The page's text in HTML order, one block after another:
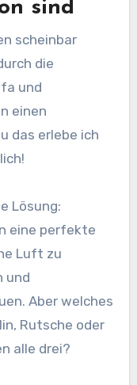
sind
scheinbar
die
und
einen
das erlebe ich
Lösung:
eine perfekte
Luft zu
und
Aber welches
Rutsche oder
alle drei?